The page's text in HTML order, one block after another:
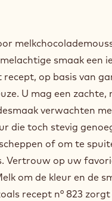
van ganache
basis van ganache
smaak een
op basis van
U mag een zachte,
verwachten
die toch stevig
of om te
Vertrouw op uw
om de kleur en de
recept n° 823